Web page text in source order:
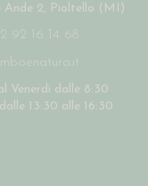
Ande 2, Pioltello (MI)
92 16 14 68
Venerdì dalle 8:30
13:30 alle 16:30